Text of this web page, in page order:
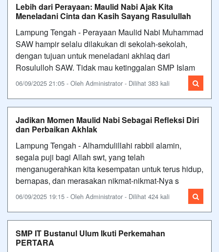
Lebih dari Perayaan: Maulid Nabi Ajak Kita
Meneladani Cinta dan Kasih Sayang Rasulullah
Lampung Tengah - Perayaan Maulid Nabi Muhammad
SAW hampir selalu dilakukan di sekolah-sekolah,
dengan tujuan untuk meneladani akhlaq dari
Rosululloh SAW. Tidak mau ketinggalan SMP Islam
06/09/2025 21:05 - Oleh Administrator - Dilihat 383 kali
Jadikan Momen Maulid Nabi Sebagai Refleksi Diri
dan Perbaikan Akhlak
Lampung Tengah - Alhamdulillahi rabbil alamin,
segala puji bagi Allah swt, yang telah
menganugerahkan kita kesempatan untuk terus hidup,
bernapas, dan merasakan nikmat-nikmat-Nya s
06/09/2025 19:15 - Oleh Administrator - Dilihat 424 kali
SMP IT Bustanul Ulum Ikuti Perkemahan
PERTARA